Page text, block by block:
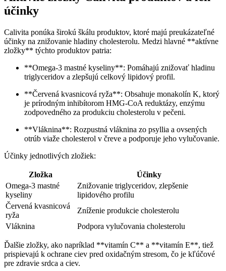
účinky
Calivita ponúka širokú škálu produktov, ktoré majú preukázateľné
účinky na znižovanie hladiny cholesterolu. Medzi hlavné **aktívne
zložky** týchto produktov patria:
**Omega-3 mastné kyseliny**: Pomáhajú znižovať hladinu
triglyceridov a zlepšujú celkový lipidový profil.
**Červená kvasnicová ryža**: Obsahuje monakolín K, ktorý
je prírodným inhibítorom HMG-CoA reduktázy, enzýmu
zodpovedného za produkciu cholesterolu v pečeni.
**Vláknina**: Rozpustná vláknina zo psyllia a ovsených
otrúb viaže cholesterol v čreve a podporuje jeho vylučovanie.
Účinky jednotlivých zložiek:
Zložka
Účinky
Omega-3 mastné
kyseliny
Znižovanie triglyceridov, zlepšenie
lipidového profilu
Červená kvasnicová
ryža
Zníženie produkcie cholesterolu
Vláknina
Podpora vylučovania cholesterolu
Ďalšie zložky, ako napríklad **vitamín C** a **vitamín E**, tiež
prispievajú k ochrane ciev pred oxidačným stresom, čo je kľúčové
pre zdravie srdca a ciev.